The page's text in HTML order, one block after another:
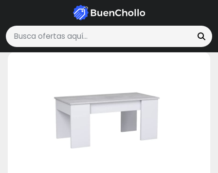
Buscar ofertas
Hogar y CocinaMesa de Centro Elevable, Mesita de Salón o